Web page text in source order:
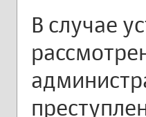
В случае